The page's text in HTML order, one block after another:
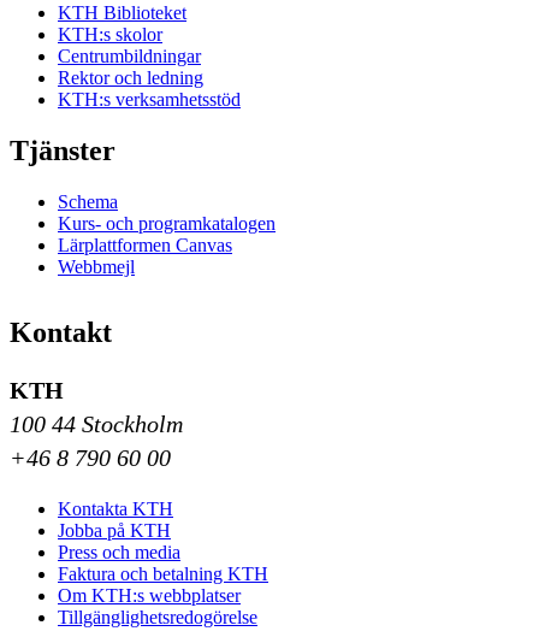
KTH Biblioteket
KTH:s skolor
Centrumbildningar
Rektor och ledning
KTH:s verksamhetsstöd
Tjänster
Schema
Kurs- och programkatalogen
Lärplattformen Canvas
Webbmejl
Kontakt
KTH
100 44 Stockholm
+46 8 790 60 00
Kontakta KTH
Jobba på KTH
Press och media
Faktura och betalning KTH
Om KTH:s webbplatser
Tillgänglighetsredogörelse